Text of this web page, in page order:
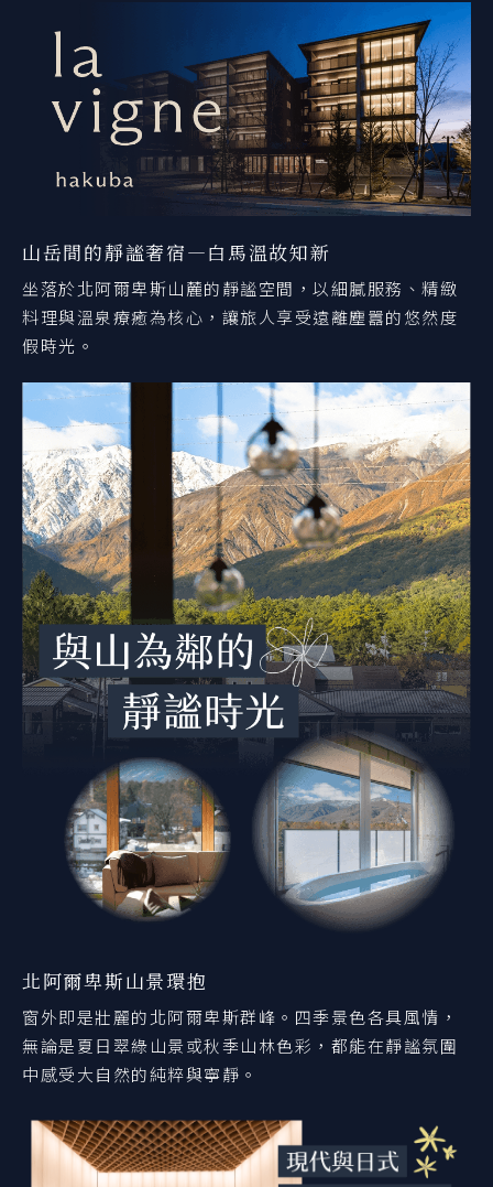
山岳間的靜謐奢宿—白馬溫故知新
坐落於北阿爾卑斯山麓的靜謐空間，以細膩服務、精緻
料理與溫泉療癒為核心，讓旅人享受遠離塵囂的悠然度
假時光。
北阿爾卑斯山景環抱
窗外即是壯麗的北阿爾卑斯群峰。四季景色各具風情，
無論是夏日翠綠山景或秋季山林色彩，都能在靜謐氛圍
中感受大自然的純粹與寧靜。